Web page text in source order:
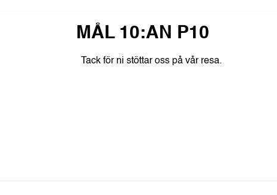
MÅL 10:AN P10
Tack för ni stöttar oss på vår resa.